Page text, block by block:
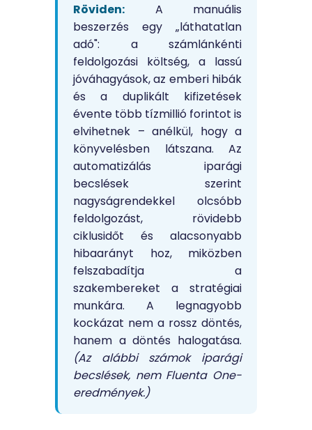
Röviden: A manuális
beszerzés egy „láthatatlan
adó": a számlánkénti
feldolgozási költség, a lassú
jóváhagyások, az emberi hibák
és a duplikált kifizetések
évente több tízmillió forintot is
elvihetnek – anélkül, hogy a
könyvelésben látszana. Az
automatizálás iparági
becslések szerint
nagyságrendekkel olcsóbb
feldolgozást, rövidebb
ciklusidőt és alacsonyabb
hibaarányt hoz, miközben
felszabadítja a
szakembereket a stratégiai
munkára. A legnagyobb
kockázat nem a rossz döntés,
hanem a döntés halogatása.
(Az alábbi számok iparági
becslések, nem Fluenta One-
eredmények.)